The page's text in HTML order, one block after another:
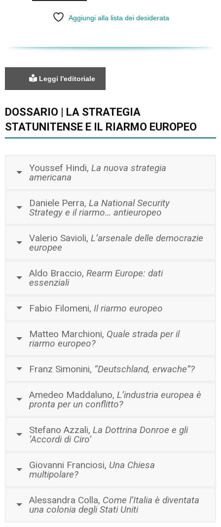
europeo
quantità
Aggiungi alla lista dei desiderata
Leggi l'editoriale
DOSSARIO | LA STRATEGIA
STATUNITENSE E IL RIARMO EUROPEO
Youssef Hindi, La nuova strategia
americana
Daniele Perra, La National Security
Strategy e il riarmo… antieuropeo
Valerio Savioli, L’arsenale delle democrazie
europee
Aldo Braccio, Rearm Europe: dati
essenziali
Fabio Filomeni, Il riarmo europeo
Matteo Marchioni, Quale strada per il
riarmo europeo?
Franz Simonini, “Deutschland, erwache”?
Amedeo Maddaluno, L’industria europea è
pronta per un conflitto?
Stefano Azzali, La Dottrina Donroe e gli
‘Accordi di Ciro’
Giovanni Franciosi, Una Chiesa
multipolare?
Alessandra Colla, Come l’Italia è diventata
una colonia degli Stati Uniti